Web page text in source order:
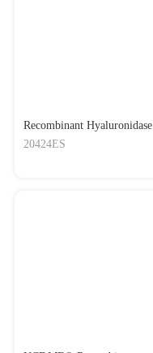
Recombinant Hyaluronidase
20424ES